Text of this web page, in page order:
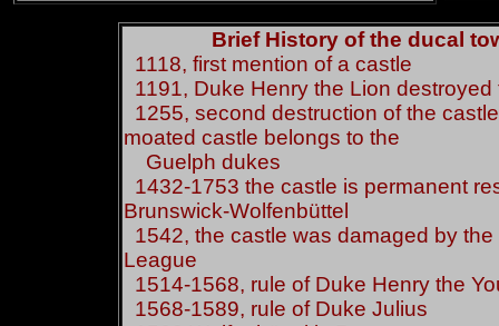
Brief History of the ducal
1118, first mention of a castle
1191, Duke Henry the Lion destroyed
1255, second destruction of the
moated castle belongs to the
Guelph dukes
1432-1753 the castle is permanent
Brunswick-Wolfenbüttel
1542, the castle was damaged by
League
1514-1568, rule of Duke Henry the
1568-1589, rule of Duke Julius